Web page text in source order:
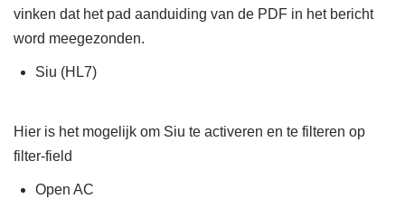
vinken dat het pad aanduiding van de PDF in het bericht
word meegezonden.
Siu (HL7)
Hier is het mogelijk om Siu te activeren en te filteren op
filter-field
Open AC